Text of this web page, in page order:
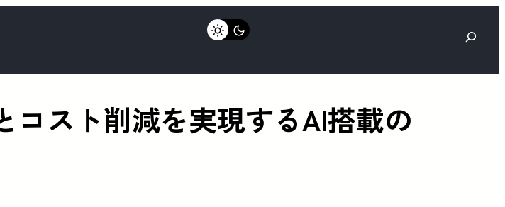
検
コスト削減を実現するAI搭載の